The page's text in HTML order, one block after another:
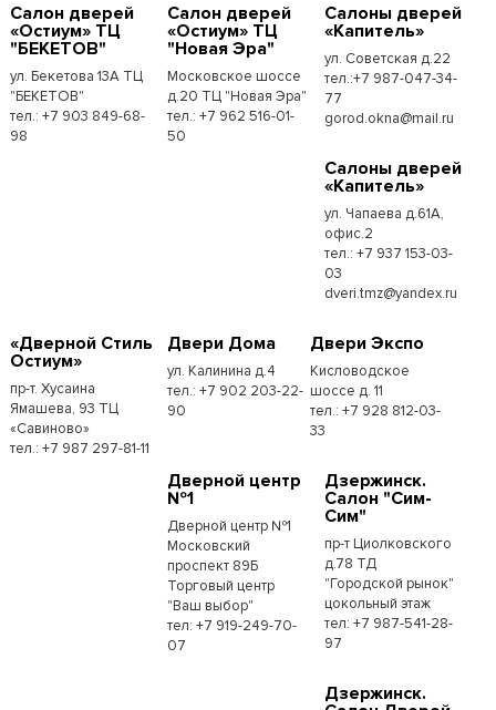
Cалон дверей
«Остиум» ТЦ
"БЕКЕТОВ"
ул. Бекетова 13А ТЦ
"БЕКЕТОВ"
тел.: +7 903 849-68-
98
Cалон дверей
«Остиум» ТЦ
"Новая Эра"
Московское шоссе
д.20 ТЦ "Новая Эра"
тел.: +7 962 516-01-
50
Cалоны дверей
«Капитель»
ул. Советская д.22
тел.:+7 987-047-34-
77
gorod.okna@mail.ru
Cалоны дверей
«Капитель»
ул. Чапаева д.61А,
офис.2
тел.: +7 937 153-03-
03
dveri.tmz@yandex.ru
«Дверной Стиль
Остиум»
пр-т. Хусаина
Ямашева, 93 ТЦ
«Савиново»
тел.: +7 987 297-81-11
Двери Дома
ул. Калинина д.4
тел.: +7 902 203-22-
90
Двери Экспо
Кисловодское
шоссе д. 11
тел.: +7 928 812-03-
33
Дверной центр
№1
Дверной центр №1
Московский
проспект 89Б
Торговый центр
"Ваш выбор"
тел: +7 919-249-70-
07
Дзержинск.
Салон "Сим-
Сим"
пр-т Циолковского
д.78 ТД
"Городской рынок"
цокольный этаж
тел: +7 987-541-28-
97
Дзержинск.